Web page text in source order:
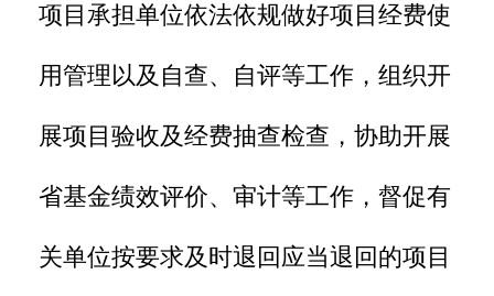
项目承担单位依法依规做好项目经费使
用管理以及自查、自评等工作，组织开
展项目验收及经费抽查检查，协助开展
省基金绩效评价、审计等工作，督促有
关单位按要求及时退回应当退回的项目